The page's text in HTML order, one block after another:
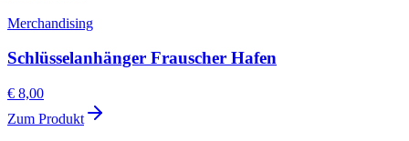
Merchandising
Schlüsselanhänger Frauscher Hafen
€ 8,00
Zum Produkt